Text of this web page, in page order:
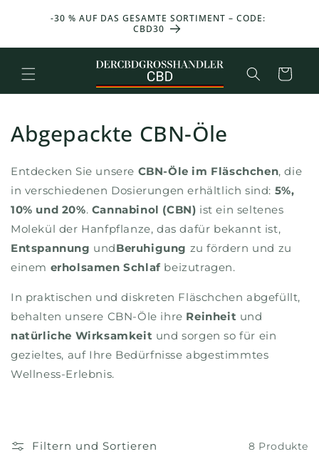
-30 % AUF DAS GESAMTE SORTIMENT – CODE:
CBD30
Warenkorb
Abgepackte CBN-Öle
Entdecken Sie unsere CBN-Öle im Fläschchen, die
in verschiedenen Dosierungen erhältlich sind: 5%,
10% und 20%. Cannabinol (CBN) ist ein seltenes
Molekül der Hanfpflanze, das dafür bekannt ist,
Entspannung undBeruhigung zu fördern und zu
einem erholsamen Schlaf beizutragen.
In praktischen und diskreten Fläschchen abgefüllt,
behalten unsere CBN-Öle ihre Reinheit und
natürliche Wirksamkeit und sorgen so für ein
gezieltes, auf Ihre Bedürfnisse abgestimmtes
Wellness-Erlebnis.
Filtern und Sortieren 8 Produkte